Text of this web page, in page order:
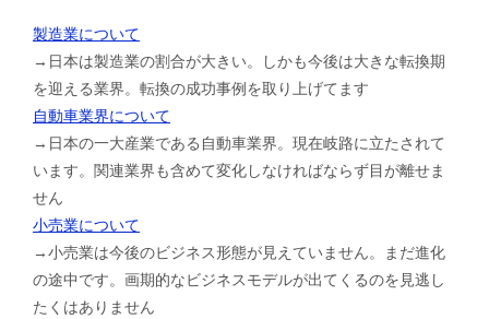
製造業について
→日本は製造業の割合が大きい。しかも今後は大きな転換期
を迎える業界。転換の成功事例を取り上げてます
自動車業界について
→日本の一大産業である自動車業界。現在岐路に立たされて
います。関連業界も含めて変化しなければならず目が離せま
せん
小売業について
→小売業は今後のビジネス形態が見えていません。まだ進化
の途中です。画期的なビジネスモデルが出てくるのを見逃し
たくはありません